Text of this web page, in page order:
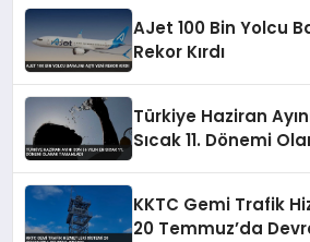
AJet 100 Bin Yolcu
Rekor Kırdı
Türkiye Haziran
Sıcak 11. Dönemi
KKTC Gemi Trafik
20 Temmuz’da